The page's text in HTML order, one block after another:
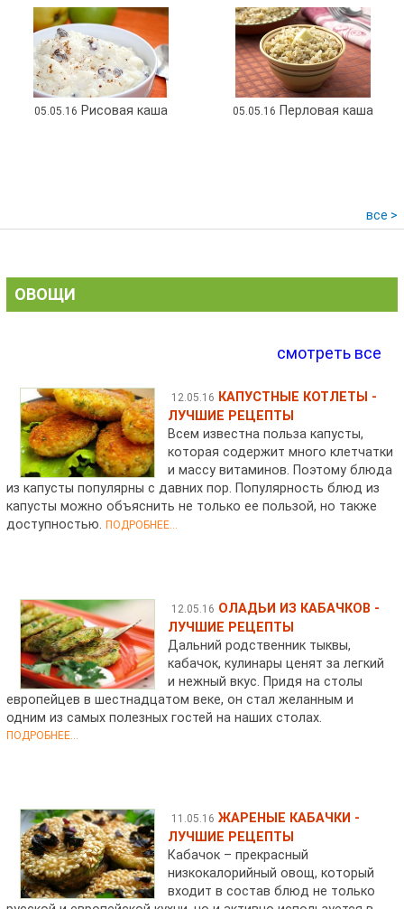
05.05.16 Рисовая каша 05.05.16 Перловая каша
все >
ОВОЩИ
смотреть все
12.05.16 КАПУСТНЫЕ КОТЛЕТЫ -
ЛУЧШИЕ РЕЦЕПТЫ
Всем известна польза капусты,
которая содержит много клетчатки
и массу витаминов. Поэтому блюда
из капусты популярны с давних пор. Популярность блюд из
капусты можно объяснить не только ее пользой, но также
доступностью.ПОДРОБНЕЕ...
12.05.16 ОЛАДЬИ ИЗ КАБАЧКОВ -
ЛУЧШИЕ РЕЦЕПТЫ
Дальний родственник тыквы,
кабачок, кулинары ценят за легкий
и нежный вкус. Придя на столы
европейцев в шестнадцатом веке, он стал желанным и
одним из самых полезных гостей на наших столах.
ПОДРОБНЕЕ...
11.05.16 ЖАРЕНЫЕ КАБАЧКИ -
ЛУЧШИЕ РЕЦЕПТЫ
Кабачок – прекрасный
низкокалорийный овощ, который
входит в состав блюд не только